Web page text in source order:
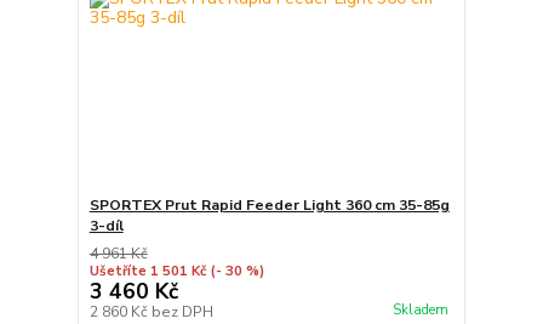
SPORTEX Prut Rapid Feeder Light 360 cm 35-85g
3-díl
4 961 Kč
Ušetříte 1 501 Kč (- 30 %)
3 460 Kč
2 860 Kč bez DPH Skladem